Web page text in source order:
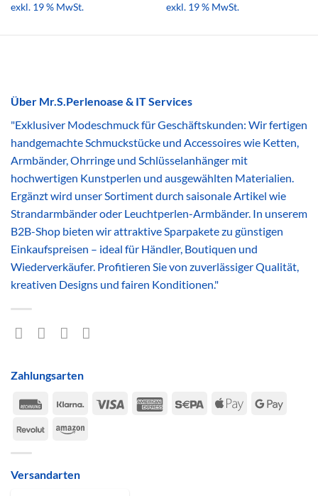
exkl. 19 % MwSt. exkl. 19 % MwSt.
Über Mr.S.Perlenoase & IT Services
"Exklusiver Modeschmuck für Geschäftskunden: Wir fertigen
handgemachte Schmuckstücke und Accessoires wie Ketten,
Armbänder, Ohrringe und Schlüsselanhänger mit
hochwertigen Kunstperlen und ausgewählten Materialien.
Ergänzt wird unser Sortiment durch saisonale Artikel wie
Strandarmbänder oder Leuchtperlen-Armbänder. In unserem
B2B-Shop bieten wir attraktive Sparpakete zu günstigen
Einkaufspreisen – ideal für Händler, Boutiquen und
Wiederverkäufer. Profitieren Sie von zuverlässiger Qualität,
kreativen Designs und fairen Konditionen."
Zahlungsarten
Rechung
Klarna Visa
American Sepa
Apple
Google
RevolutAmazon
Versandarten